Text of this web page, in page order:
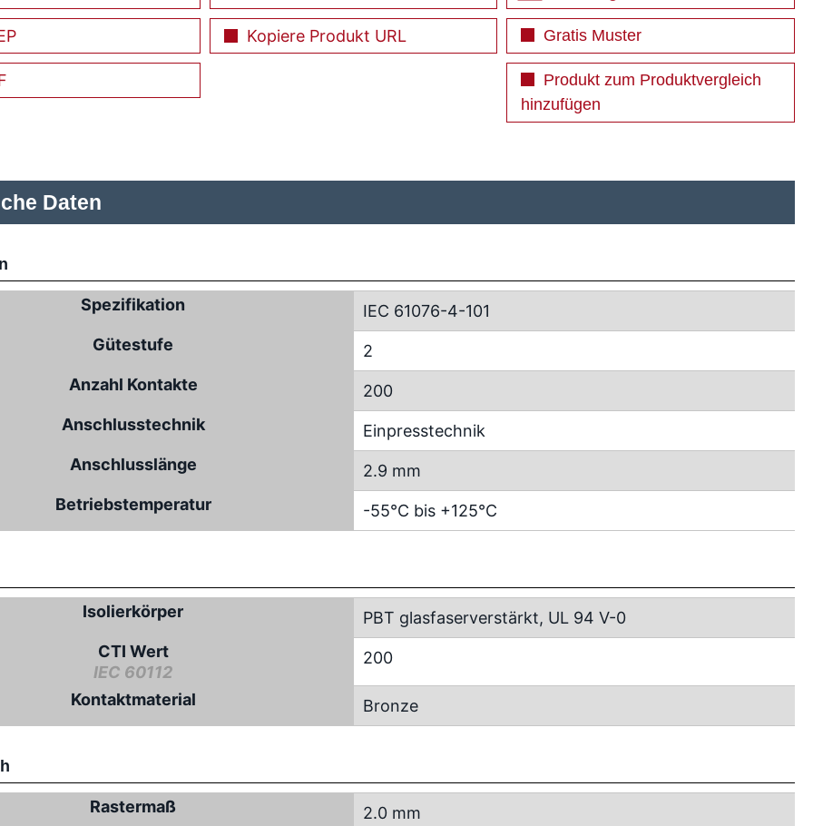
Kopiere Produkt URL Gratis Muster
Produkt zum Produktvergleich
hinzufügen
Daten
Spezifikation
IEC 61076-4-101
Gütestufe
2
Anzahl Kontakte
200
Anschlusstechnik
Einpresstechnik
Anschlusslänge
2.9 mm
Betriebstemperatur
-55°C bis +125°C
Isolierkörper
PBT glasfaserverstärkt, UL 94 V-0
CTI Wert
IEC 60112
200
Kontaktmaterial Bronze
Rastermaß
2.0 mm